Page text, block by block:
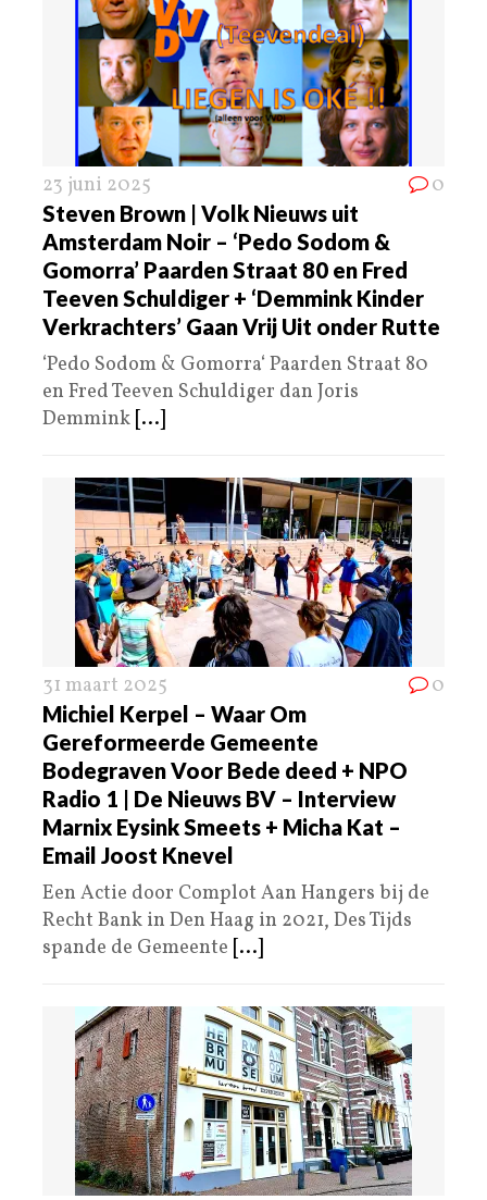
23 juni 2025 0
Steven Brown | Volk Nieuws uit
Amsterdam Noir – ‘Pedo Sodom &
Gomorra’ Paarden Straat 80 en Fred
Teeven Schuldiger + ‘Demmink Kinder
Verkrachters’ Gaan Vrij Uit onder Rutte
‘Pedo Sodom & Gomorra‘ Paarden Straat 80
en Fred Teeven Schuldiger dan Joris
Demmink [...]
31 maart 2025 0
Michiel Kerpel – Waar Om
Gereformeerde Gemeente
Bodegraven Voor Bede deed + NPO
Radio 1 | De Nieuws BV – Interview
Marnix Eysink Smeets + Micha Kat –
Email Joost Knevel
Een Actie door Complot Aan Hangers bij de
Recht Bank in Den Haag in 2021, Des Tijds
spande de Gemeente [...]